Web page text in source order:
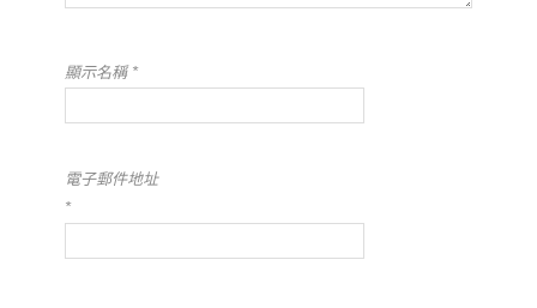
顯示名稱 *
電子郵件地址
*